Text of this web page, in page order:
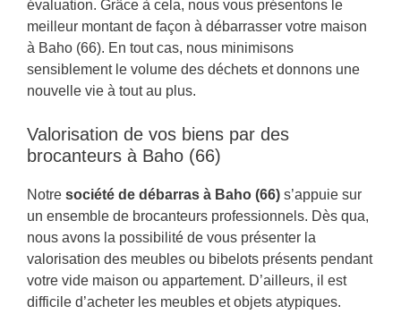
évaluation. Grâce à cela, nous vous présentons le
meilleur montant de façon à débarrasser votre maison
à Baho (66). En tout cas, nous minimisons
sensiblement le volume des déchets et donnons une
nouvelle vie à tout au plus.
Valorisation de vos biens par des
brocanteurs à Baho (66)
Notre société de débarras à Baho (66) s’appuie sur
un ensemble de brocanteurs professionnels. Dès qua,
nous avons la possibilité de vous présenter la
valorisation des meubles ou bibelots présents pendant
votre vide maison ou appartement. D’ailleurs, il est
difficile d’acheter les meubles et objets atypiques.